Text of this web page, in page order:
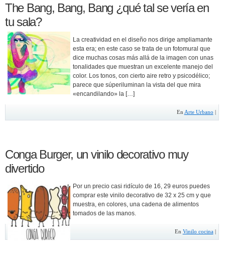
The Bang, Bang, Bang ¿qué tal se vería en
tu sala?
La creatividad en el diseño nos dirige ampliamante
esta era; en este caso se trata de un fotomural que
dice muchas cosas más allá de la imagen con unas
tonalidades que muestran un excelente manejo del
color. Los tonos, con cierto aire retro y psicodélico;
parece que súperiluminan la vista del que mira
«encandilando» la […]
En Arte Urbano
Conga Burger, un vinilo decorativo muy
divertido
Por un precio casi ridículo de 16, 29 euros puedes
comprar este vinilo decorativo de 32 x 25 cm y que
muestra, en colores, una cadena de alimentos
tomados de las manos.
En Vinilo cocina|